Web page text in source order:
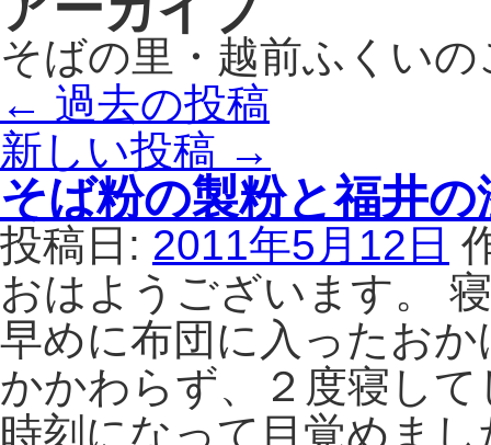
そばの里・越前ふくいの
← 過去の投稿
新しい投稿 →
そば粉の製粉と福井
投稿日: 2011年5月12日
おはようございます。
早めに布団に入ったお
かかわらず、２度寝し
時刻になって目覚めま